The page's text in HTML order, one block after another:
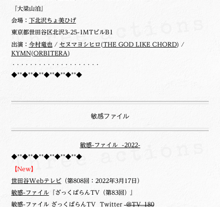
『大梁山泊』
会場： 下北沢ちょ美ひげ
東京都世田谷区北沢3-25-1MTビルB1
出演： 今村竜也 / セヌマヨシヒロ (THE GOD LIKE CHORD) /
KYMN(ORBITERA)
・・・・・・・・・・・・・・・・・・・・
◆**◆**◆**◆**◆**◆**◆
敏感ファイル
敏感-ファイル -2022-
◆**◆**◆**◆**◆**◆**◆
【New】
世田谷Webテレビ（第808回：2022年3月17日）
敏感-ファイル『ざっくばらんTV（第83回）』
敏感-ファイル ざっくばらんTV Twitter @TV_180